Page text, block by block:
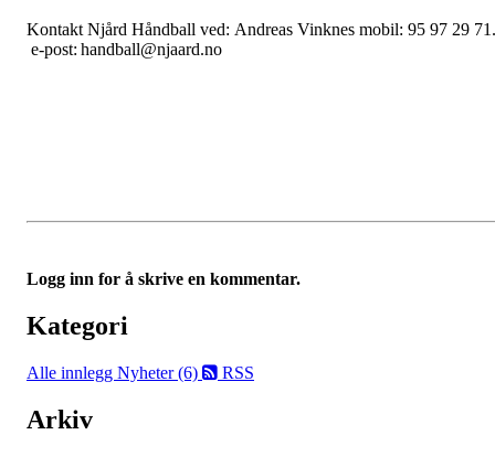
Kontakt Njård Håndball ved: Andreas Vinknes mobil: 95 97 29 71.
e-post: handball@njaard.no
Logg inn for å skrive en kommentar.
Kategori
Alle innlegg Nyheter (6) RSS
Arkiv